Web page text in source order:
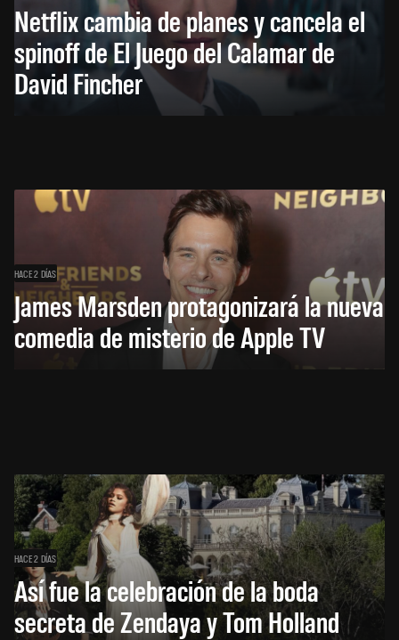
Netflix cambia de planes y cancela el
spinoff de El Juego del Calamar de
David Fincher
HACE 2 DÍAS
James Marsden protagonizará la nueva
comedia de misterio de Apple TV
HACE 2 DÍAS
Así fue la celebración de la boda
secreta de Zendaya y Tom Holland